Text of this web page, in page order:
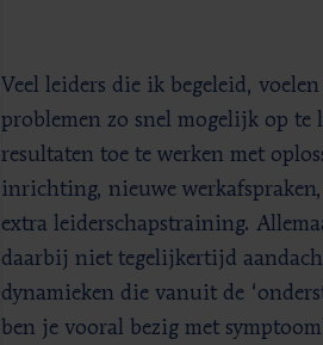
Veel leiders die ik begeleid,
problemen zo snel mogelijk op te
resultaten toe te werken met
inrichting, nieuwe
extra leiderschapstraining.
daarbij niet tegelijkertijd
dynamieken die vanuit de
ben je vooral bezig met